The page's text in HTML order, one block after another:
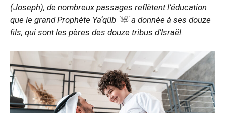
(Joseph), de nombreux passages reflètent l’éducation
que le grand Prophète Ya‘qûb
a donnée à ses douze
fils, qui sont les pères des douze tribus d’Israël.